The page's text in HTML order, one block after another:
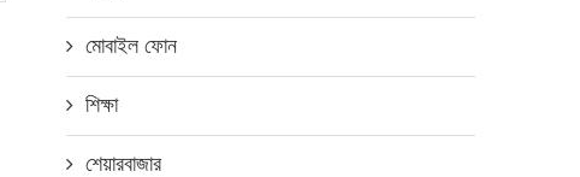
মোবাইল ফোন
শিক্ষা
শেয়ারবাজার